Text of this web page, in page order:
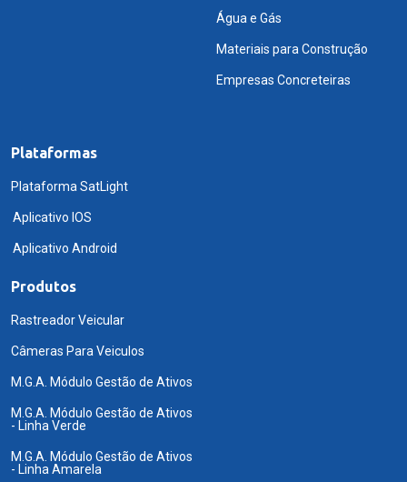
Água e Gás
Materiais para Construção
Empresas Concreteiras
Plataformas
Plataforma SatLight
Aplicativo IOS
Aplicativo Android
Produtos
Rastreador Veicular
Câmeras Para Veiculos
M.G.A. Módulo Gestão de Ativos
M.G.A. Módulo Gestão de Ativos
- Linha Verde
M.G.A. Módulo Gestão de Ativos
- Linha Amarela